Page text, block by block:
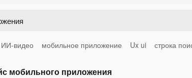
ИИ-видео мобильное приложение Ux ui строка
мобильного приложения